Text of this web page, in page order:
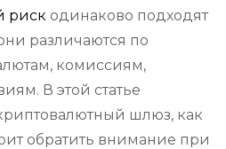
риск одинаково подходят
различаются по
комиссиям,
В этой статье
шлюз, как
обратить внимание при